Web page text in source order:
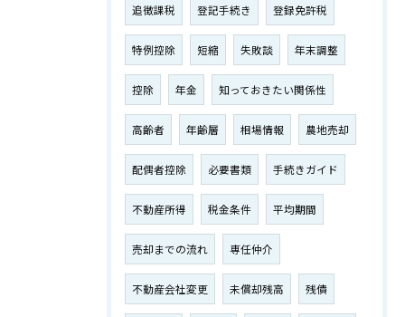
追徴課税 登記手続き 登録免許税
特例控除 短縮 失敗談 年末調整
控除 年金 知っておきたい関係性
高齢者 年齢層 相場情報 農地売却
配偶者控除 必要書類 手続きガイド
不動産所得 税金条件 平均期間
売却までの流れ 専任仲介
不動産会社変更 未償却残高 残債